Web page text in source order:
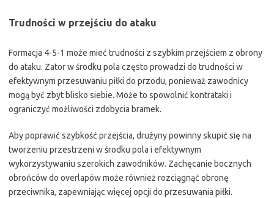
Trudności w przejściu do ataku
Formacja 4-5-1 może mieć trudności z szybkim przejściem z obrony
do ataku. Zator w środku pola często prowadzi do trudności w
efektywnym przesuwaniu piłki do przodu, ponieważ zawodnicy
mogą być zbyt blisko siebie. Może to spowolnić kontrataki i
ograniczyć możliwości zdobycia bramek.
Aby poprawić szybkość przejścia, drużyny powinny skupić się na
tworzeniu przestrzeni w środku pola i efektywnym
wykorzystywaniu szerokich zawodników. Zachęcanie bocznych
obrońców do overlapów może również rozciągnąć obronę
przeciwnika, zapewniając więcej opcji do przesuwania piłki.